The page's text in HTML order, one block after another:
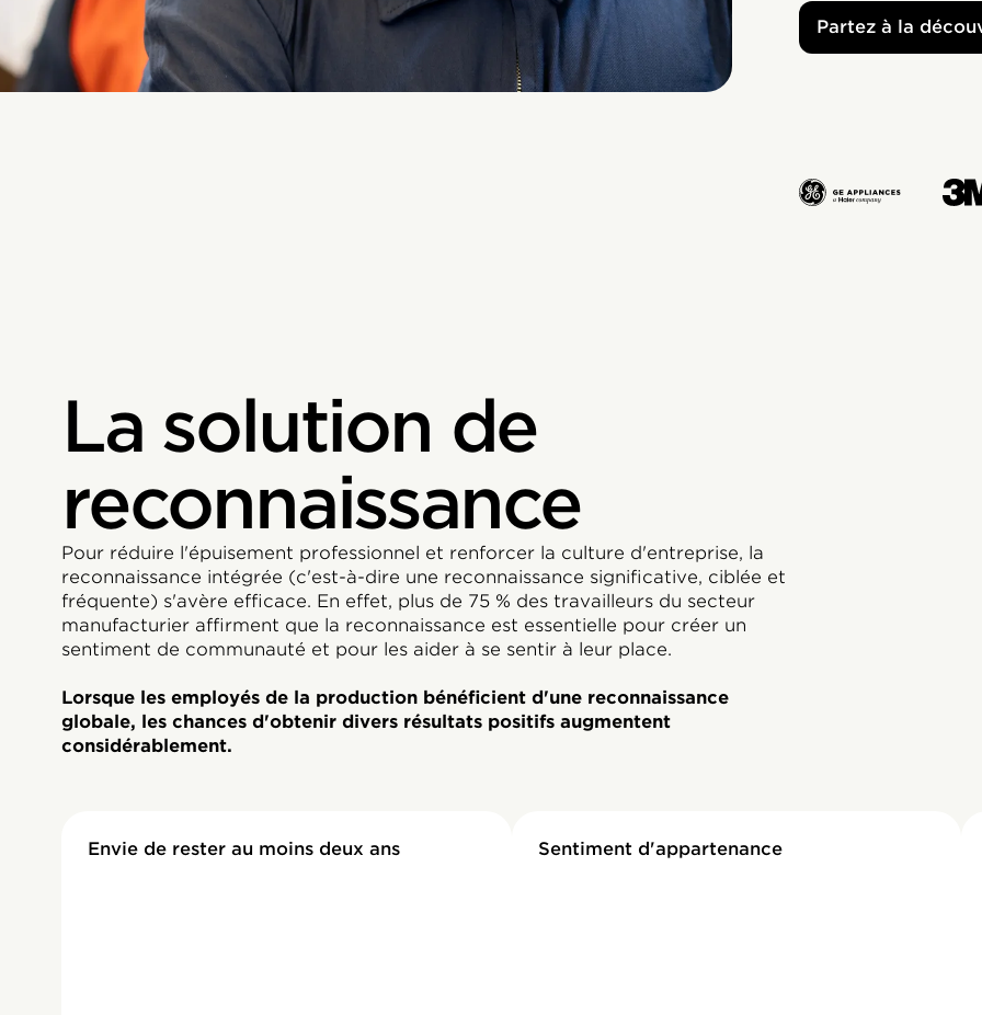
Partez à la
La solution de
reconnaissance
Pour réduire l'épuisement professionnel et renforcer la culture d'entreprise, la
reconnaissance intégrée (c'est-à-dire une reconnaissance significative, ciblée et
fréquente) s'avère efficace. En effet, plus de 75 % des travailleurs du secteur
manufacturier affirment que la reconnaissance est essentielle pour créer un
sentiment de communauté et pour les aider à se sentir à leur place.
Lorsque les employés de la production bénéficient d'une reconnaissance
globale, les chances d'obtenir divers résultats positifs augmentent
considérablement.
Envie de rester au moins deux ans Sentiment d'appartenance